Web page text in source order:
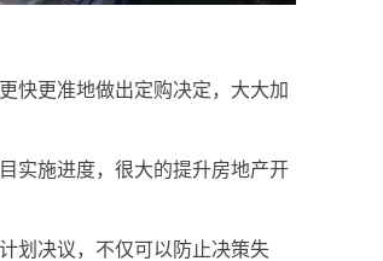
快更准地做出定购决定，大大加
实施进度，很大的提升房地产开
划决议，不仅可以防止决策失